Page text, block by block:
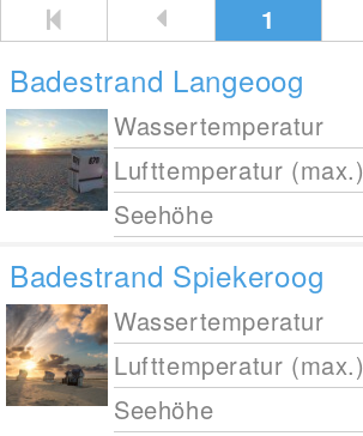
1
Badestrand Langeoog
Wassertemperatur
Lufttemperatur (max.)
Seehöhe
Badestrand Spiekeroog
Wassertemperatur
Lufttemperatur (max.)
Seehöhe